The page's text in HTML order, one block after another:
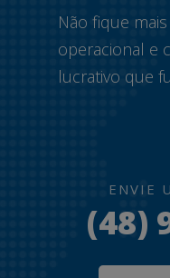
Não fique
operacional e
lucrativo que
ENVIE
(48)